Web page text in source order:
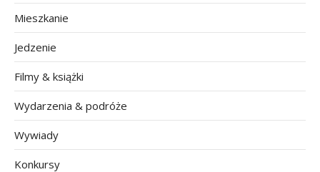
Mieszkanie
Jedzenie
Filmy & książki
Wydarzenia & podróże
Wywiady
Konkursy